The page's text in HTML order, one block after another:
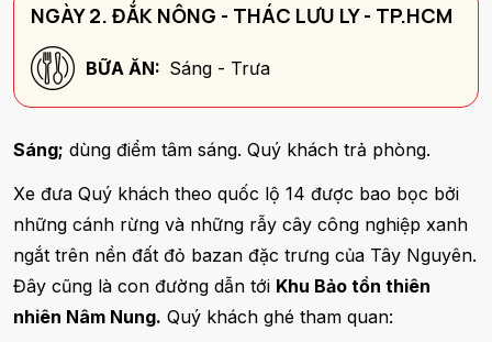
NGÀY 2. ĐẮK NÔNG - THÁC LƯU LY - TP.HCM
BỮA ĂN: Sáng - Trưa
Sáng; dùng điểm tâm sáng. Quý khách trả phòng.
Xe đưa Quý khách theo quốc lộ 14 được bao bọc bởi
những cánh rừng và những rẫy cây công nghiệp xanh
ngắt trên nền đất đỏ bazan đặc trưng của Tây Nguyên.
Đây cũng là con đường dẫn tới Khu Bảo tồn thiên
nhiên Nâm Nung. Quý khách ghé tham quan: